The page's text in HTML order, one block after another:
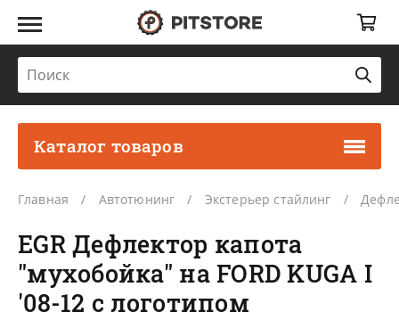
Каталог товаров
Главная Автотюнинг Экстерьер стайлинг
EGR Дефлектор капота
"мухобойка" на FORD KUGA I
'08-12 с логотипом